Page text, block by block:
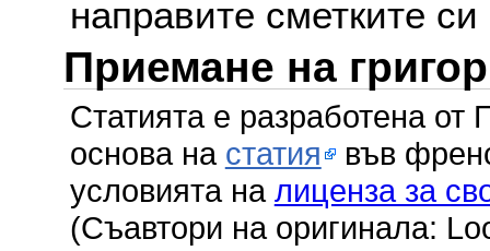
направите сметките
Приемане на
Статията е разработена
основа на статия във
условията на лиценза за
(Съавтори на оригинала: